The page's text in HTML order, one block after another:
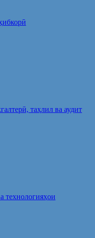
таҳлил ва аудит
технологияҳои